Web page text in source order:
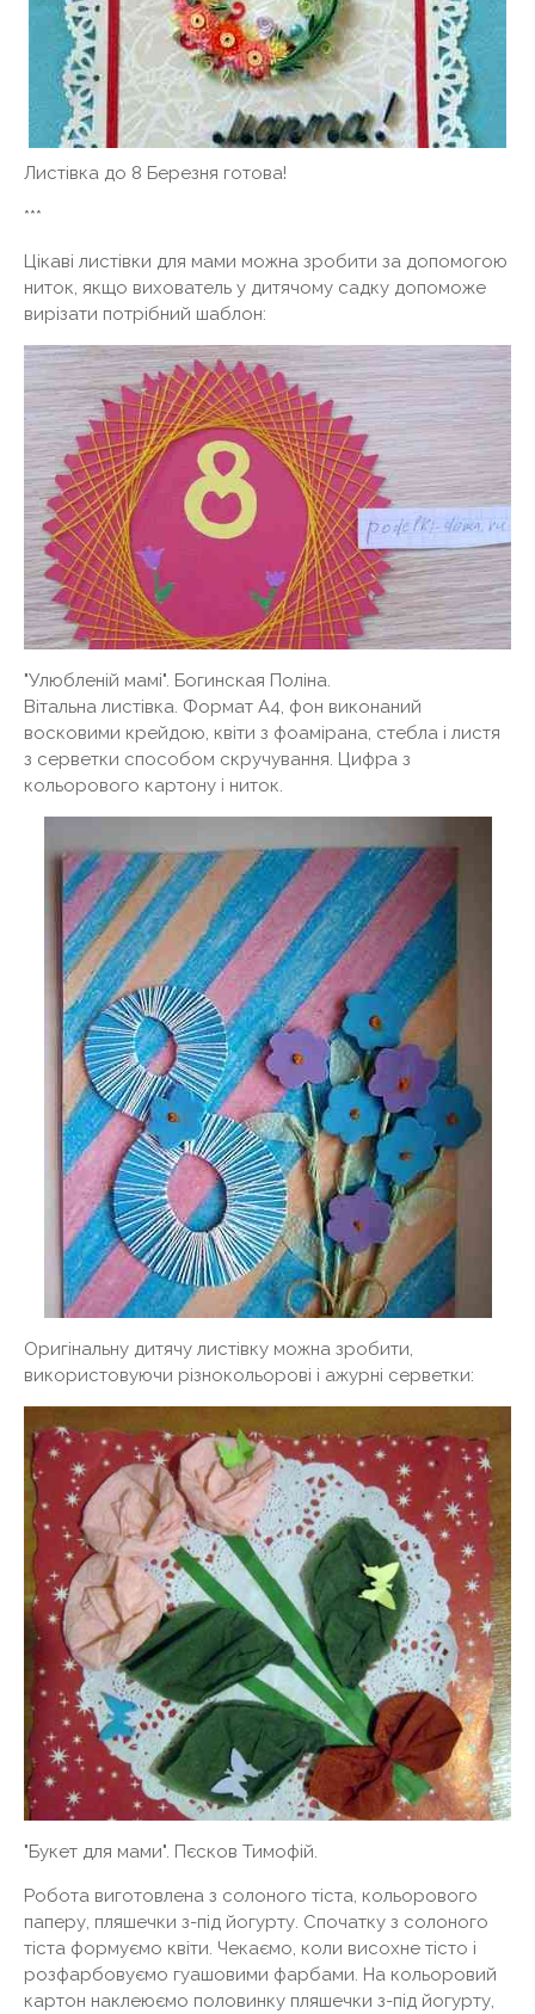
Листівка до 8 Березня готова!
***
Цікаві листівки для мами можна зробити за допомогою
ниток, якщо вихователь у дитячому садку допоможе
вирізати потрібний шаблон:
"Улюбленій мамі". Богинская Поліна.
Вітальна листівка. Формат А4, фон виконаний
восковими крейдою, квіти з фоамірана, стебла і листя
з серветки способом скручування. Цифра з
кольорового картону і ниток.
Оригінальну дитячу листівку можна зробити,
використовуючи різнокольорові і ажурні серветки:
"Букет для мами". Пєсков Тимофій.
Робота виготовлена ​​з солоного тіста, кольорового
паперу, пляшечки з-під йогурту. Спочатку з солоного
тіста формуємо квіти. Чекаємо, коли висохне тісто і
розфарбовуємо гуашовими фарбами. На кольоровий
картон наклеюємо половинку пляшечки з-під йогурту,